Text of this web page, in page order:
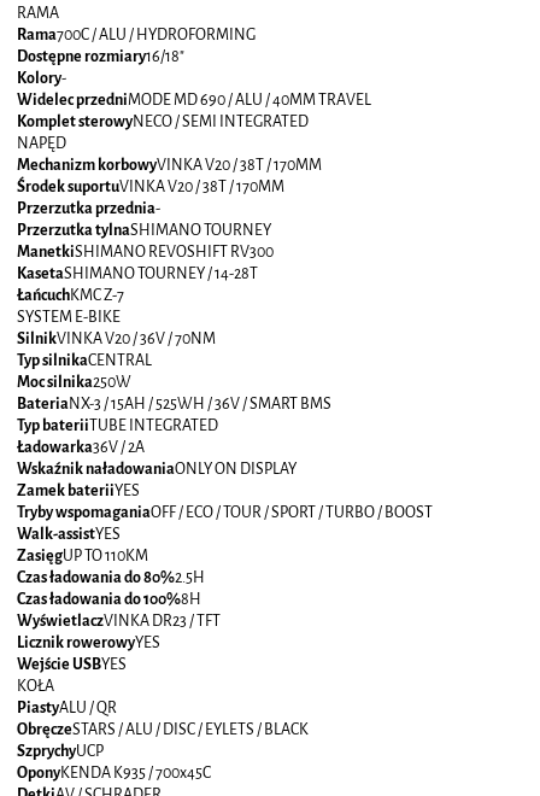
RAMA
Rama700C / ALU / HYDROFORMING
Dostępne rozmiary16/18"
Kolory-
Widelec przedniMODE MD 690 / ALU / 40MM TRAVEL
Komplet sterowyNECO / SEMI INTEGRATED
NAPĘD
Mechanizm korbowyVINKA V20 / 38T / 170MM
Środek suportuVINKA V20 / 38T / 170MM
Przerzutka przednia-
Przerzutka tylnaSHIMANO TOURNEY
ManetkiSHIMANO REVOSHIFT RV300
KasetaSHIMANO TOURNEY / 14-28T
ŁańcuchKMC Z-7
SYSTEM E-BIKE
SilnikVINKA V20 / 36V / 70NM
Typ silnikaCENTRAL
Moc silnika250W
BateriaNX-3 / 15AH / 525WH / 36V / SMART BMS
Typ bateriiTUBE INTEGRATED
Ładowarka36V / 2A
Wskaźnik naładowaniaONLY ON DISPLAY
Zamek bateriiYES
Tryby wspomaganiaOFF / ECO / TOUR / SPORT / TURBO / BOOST
Walk-assistYES
ZasięgUP TO 110KM
Czas ładowania do 80%2.5H
Czas ładowania do 100%8H
WyświetlaczVINKA DR23 / TFT
Licznik rowerowyYES
Wejście USBYES
KOŁA
PiastyALU / QR
ObręczeSTARS / ALU / DISC / EYLETS / BLACK
SzprychyUCP
OponyKENDA K935 / 700x45C